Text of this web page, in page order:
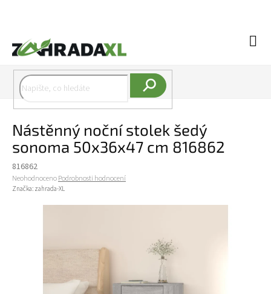
Nástěnný noční stolek šedý
sonoma 50x36x47 cm 816862
816862
Průměrné hodnocení produktu je 0,0 z 5 hvězdiček.
NeohodnocenoPodrobnosti hodnocení
Značka: zahrada-XL